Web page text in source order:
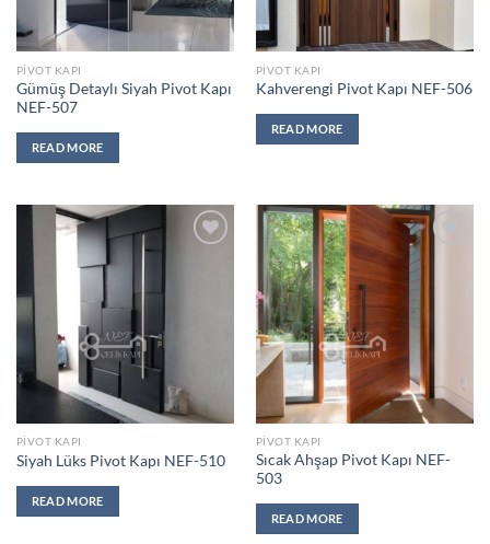
PIVOT KAPI
Gümüş Detaylı Siyah Pivot Kapı
NEF-507
READ MORE
PIVOT KAPI
Kahverengi Pivot Kapı NEF-506
READ MORE
PIVOT KAPI
Siyah Lüks Pivot Kapı NEF-510
READ MORE
PIVOT KAPI
Sıcak Ahşap Pivot Kapı NEF-
503
READ MORE